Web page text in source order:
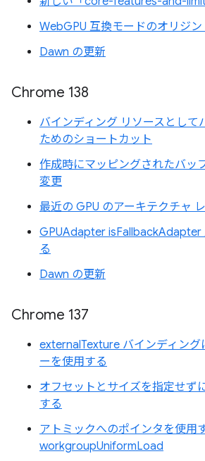
WebGPU 互換モードのオリジ
Dawn の更新
Chrome 138
バインディング リソースとして
ためのショートカット
作成時にマッピングされたバッ
変更
最近の GPU のアーキテクチャ
GPUAdapter isFallbackAdapter
る
Dawn の更新
Chrome 137
externalTexture バインディング
ーを使用する
オフセットとサイズを指定せず
する
アトミックへのポインタを使用
workgroupUniformLoad